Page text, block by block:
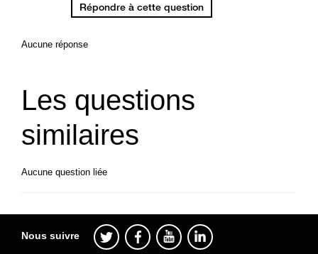
Répondre à cette question
Aucune réponse
Les questions
similaires
Aucune question liée
Nous suivre